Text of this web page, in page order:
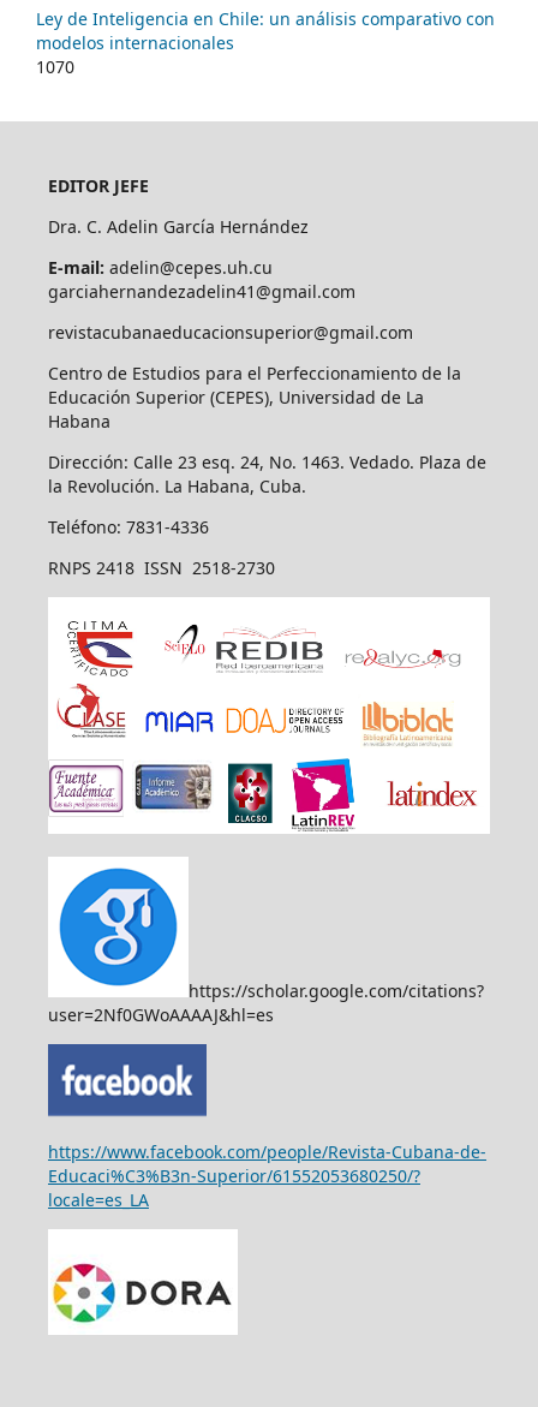
Ley de Inteligencia en Chile: un análisis comparativo con
modelos internacionales
1070
EDITOR JEFE
Dra. C. Adelin García Hernández
E-mail: adelin@cepes.uh.cu
garciahernandezadelin41@gmail.com
revistacubanaeducacionsuperior@gmail.com
Centro de Estudios para el Perfeccionamiento de la
Educación Superior (CEPES), Universidad de La
Habana
Dirección: Calle 23 esq. 24, No. 1463. Vedado. Plaza de
la Revolución. La Habana, Cuba.
Teléfono: 7831-4336
RNPS 2418 ISSN 2518-2730
https://scholar.google.com/citations?
user=2Nf0GWoAAAAJ&hl=es
https://www.facebook.com/people/Revista-Cubana-de-
Educaci%C3%B3n-Superior/61552053680250/?
locale=es_LA